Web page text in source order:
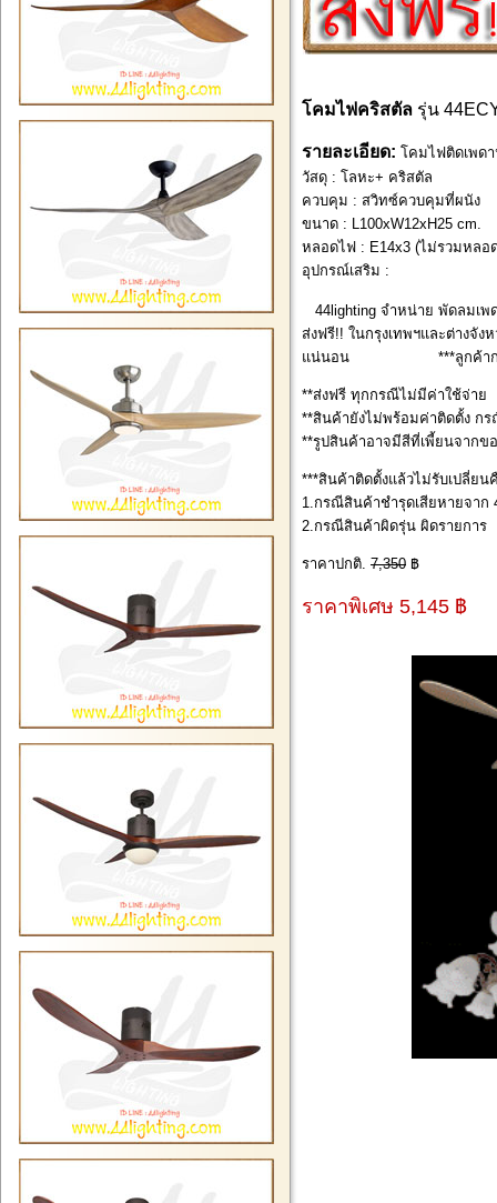
โคมไฟคริสตัล รุ่น
รายละเอียด: โคมไฟติดเพด
วัสดุ : โลหะ+ คริสตัล
ควบคุม : สวิทซ์ควบคุมที่ผนัง
ขนาด : L100xW12xH25 cm.
หลอดไฟ : E14x3 (ไม่รวมหลอ
อุปกรณ์เสริม :
44lighting จำหน่าย พัดลมเพ
ส่งฟรี!! ในกรุงเทพฯและต่างจั
แน่นอน ***ลูกค้ากรุงเท
**ส่งฟรี ทุกกรณีไม่มีค่าใช้จ่าย
**สินค้ายังไม่พร้อมค่าติดตั้ง ก
**รูปสินค้าอาจมีสีที่เพี้ยนจากขอ
***สินค้าติดตั้งแล้วไม่รับเปลี่ย
1.กรณีสินค้าชำรุดเสียหายจาก
2.กรณีสินค้าผิดรุ่น ผิดรายการ
ราคาปกติ. 7,350 ฿
ราคาพิเศษ 5,145 ฿